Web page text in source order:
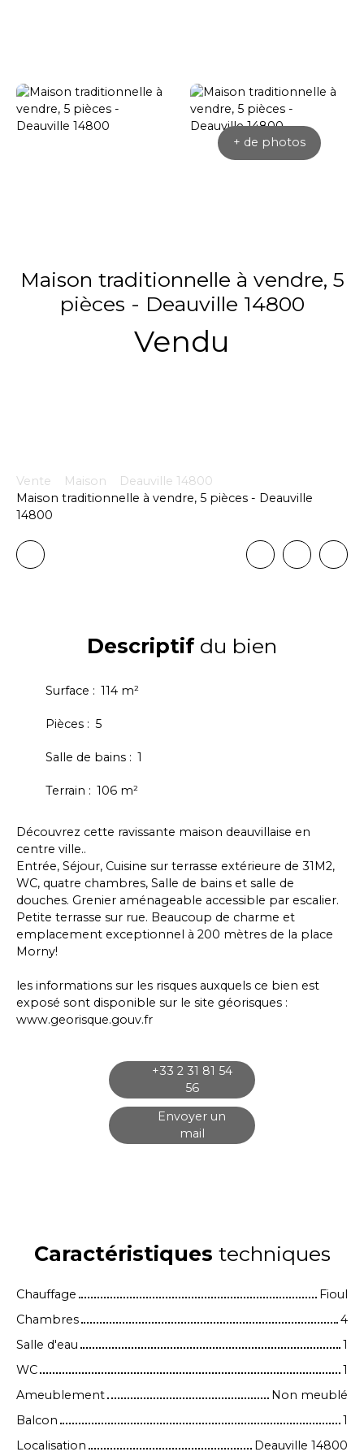
+ de photos
Maison traditionnelle à vendre, 5
pièces - Deauville 14800
Vendu
Vente Maison
Deauville 14800
Maison traditionnelle à vendre, 5 pièces - Deauville
14800
Descriptifdu bien
Surface : 114 m²
Pièces : 5
Salle de bains : 1
Terrain : 106 m²
Découvrez cette ravissante maison deauvillaise en
centre ville..
Entrée, Séjour, Cuisine sur terrasse extérieure de 31M2,
WC, quatre chambres, Salle de bains et salle de
douches. Grenier aménageable accessible par escalier.
Petite terrasse sur rue. Beaucoup de charme et
emplacement exceptionnel à 200 mètres de la place
Morny!
les informations sur les risques auxquels ce bien est
exposé sont disponible sur le site géorisques :
www.georisque.gouv.fr
+33 2 31 81 54
56
Envoyer un
mail
Caractéristiques techniques
Chauffage
Fioul
Chambres
4
Salle d'eau
1
WC
1
Ameublement
Non meublé
Balcon
1
Localisation
Deauville 14800